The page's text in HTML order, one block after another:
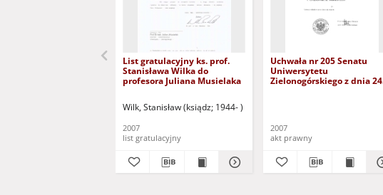
List gratulacyjny ks. prof.
Stanisława Wilka do
profesora Juliana Musielaka
Wilk, Stanisław (ksiądz; 1944- )
2007
list gratulacyjny
Uchwała nr 205 Senatu
Uniwersytetu
Zielonogórskiego z dnia 24
Uniwersytetu
Zielonogórskiego
2007
akt prawny